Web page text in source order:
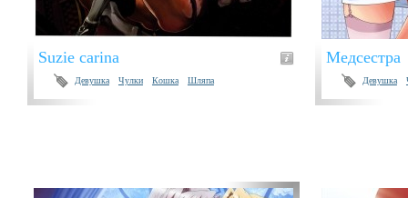
Suzie carina
Девушка Чулки Кошка Шляпа
Медсестра
Девушка